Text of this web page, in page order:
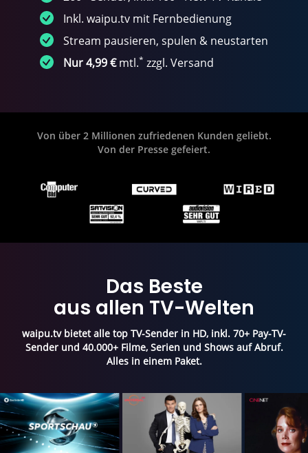
Inkl. waipu.tv mit Fernbedienung
Stream pausieren, spulen & neustarten
Nur 4,99 €mtl.* zzgl. Versand
Von über 2 Millionen zufriedenen Kunden geliebt.
Von der Presse gefeiert.
Das Beste
aus allen TV-Welten
waipu.tv bietet alle top TV-Sender in HD, inkl. 70+ Pay-TV-
Sender und 40.000+ Filme, Serien und Shows auf Abruf.
Alles in einem Paket.